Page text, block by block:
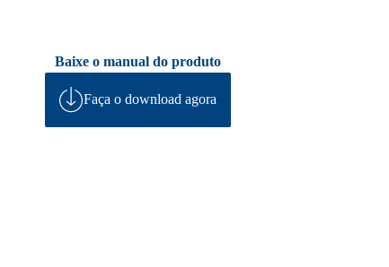
Baixe o manual do produto
Faça o download agora